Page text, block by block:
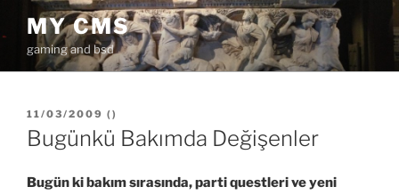
İçeriğe
MY CMS
gaming and bsd
YAYIM
TARIHI
11/03/2009 ( )
Bugünkü Bakımda Değişenler
Bugün ki bakım sırasında, parti questleri ve yeni